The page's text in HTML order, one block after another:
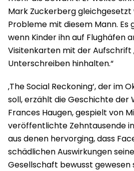
Mark Zuckerberg gleichgesetzt
Probleme mit diesem Mann. Es
wenn Kinder ihn auf Flughäfen
Visitenkarten mit der Aufschrift
Unterschreiben hinhalten.“
‚The Social Reckoning‘, der im
soll, erzählt die Geschichte der
Frances Haugen, gespielt von
veröffentlichte Zehntausende
aus denen hervorging, dass
schädlichen Auswirkungen
Gesellschaft bewusst gewesen